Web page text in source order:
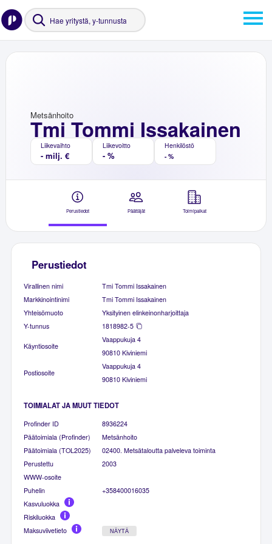
Tmi Tommi Issakainen
Metsänhoito
Liikevaihto
- milj. €
Liikevoitto
- %
Henkilöstö
- %
Perustiedot Päättäjät Toimipaikat
Perustiedot
Virallinen nimi
Tmi Tommi Issakainen
Markkinointinimi
Tmi Tommi Issakainen
Yhteisömuoto
Yksityinen elinkeinonharjoittaja
Y-tunnus
1818982-5
Käyntiosoite
Vaappukuja 4
90810 Kiviniemi
Postiosoite
Vaappukuja 4
90810 Kiviniemi
TOIMIALAT JA MUUT TIEDOT
Profinder ID
8936224
Päätoimiala (Profinder)
Metsänhoito
Päätoimiala (TOL2025)
02400. Metsätaloutta palveleva toiminta
Perustettu
2003
WWW-osoite
Puhelin
+358400016035
Kasvuluokka
Riskiluokka
Maksuviivetieto
NÄYTÄ